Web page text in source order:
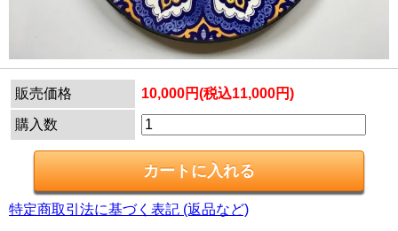
販売価格 10,000円(税込11,000円)
購入数
特定商取引法に基づく表記 (返品など)